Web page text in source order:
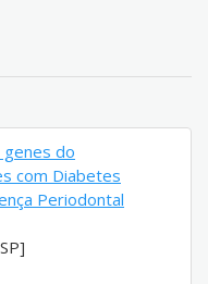
do
com Diabetes
Periodontal